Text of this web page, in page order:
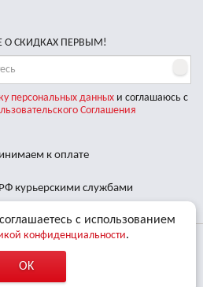
О СКИДКАХ ПЕРВЫМ!
персональных данныхи соглашаюсь с
Соглашения
к оплате
курьерскими службами
защищены. «BBalance» является
товарным знаком.
с использованием
конфиденциальности.
OK